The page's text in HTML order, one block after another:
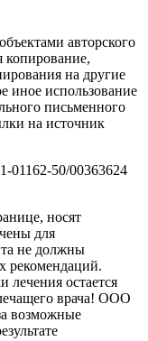
авторского
копирование,
на другие
иное использование
письменного
на источник
01162-50/00363624
носят
для
не должны
рекомендаций.
лечения остается
врача! ООО
возможные